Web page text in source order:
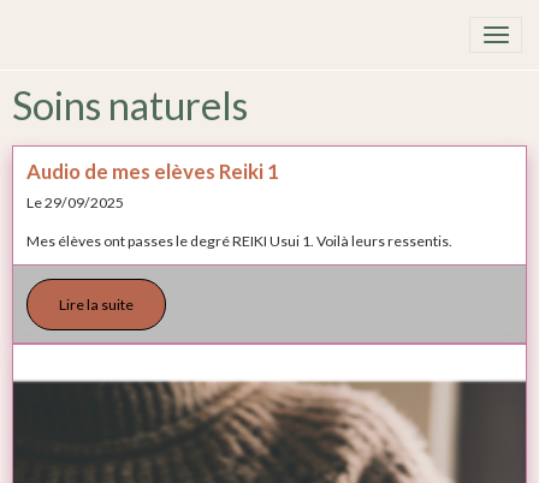
Soins naturels
Audio de mes elèves Reiki 1
Le 29/09/2025
Mes élèves ont passes le degré REIKI Usui 1. Voilà leurs ressentis.
Lire la suite